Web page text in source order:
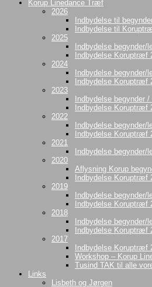
Korup Linedance Træf
2026
Indbydelse til
Indbydelse til
2025
Indbydelse
Indbydelse Koruptræf
2024
Indbydelse begynder/
Indbydelse Koruptræf
2023
Indbydelse begynder
Indbydelse Koruptræf
2022
Indbydelse begynder/
Indbydelse Koruptræf
2021
Indbydelse begynder/
2020
Aflysning Korup
Indbydelse Koruptræf
2019
Indbydelse begynder/
Indbydelse Koruptræf
2018
Indbydelse begynder/
Indbydelse Koruptræf
2017
Indbydelse Koruptræf
Workshop – Korup
Tusind TAK til alle
Links
Lisbeth og Jørgen